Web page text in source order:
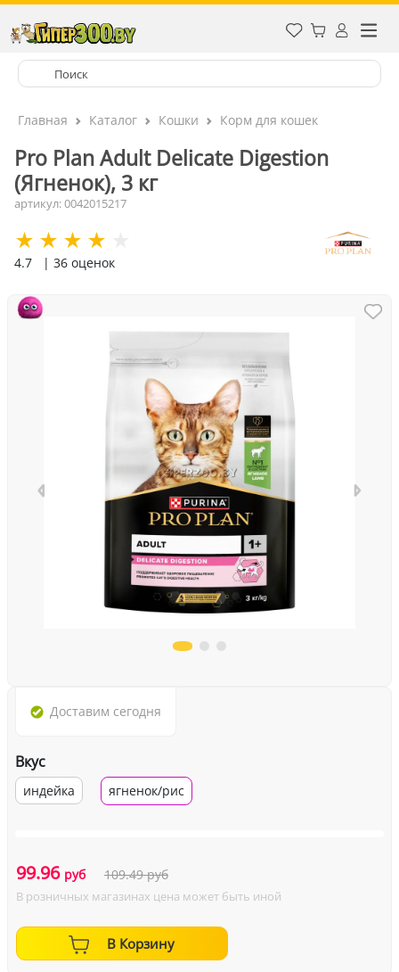
Главная Каталог Кошки Корм для кошек
Pro Plan Adult Delicate Digestion
(Ягненок), 3 кг
артикул: 0042015217
4.7 | 36 оценок
Доставим сегодня
Вкус
индейка ягненок/рис
99.96 руб 109.49руб
В розничных магазинах цена может быть иной
В Корзину